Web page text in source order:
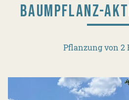
BAUMPFLANZ-
Pflanzung von 2